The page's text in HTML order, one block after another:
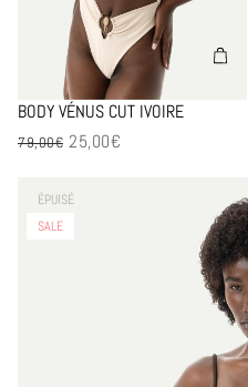
BODY VÉNUS CUT IVOIRE
25,00€
Prix en solde
79,00€
-68%
ÉPUISÉ
SALE